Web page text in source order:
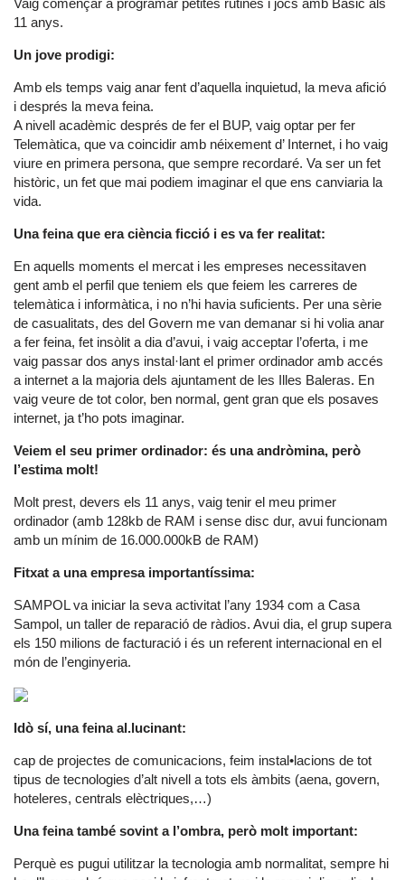
Vaig començar a programar petites rutines i jocs amb Basic als
11 anys.
Un jove prodigi:
Amb els temps vaig anar fent d’aquella inquietud, la meva afició
i després la meva feina.
A nivell acadèmic després de fer el BUP, vaig optar per fer
Telemàtica, que va coincidir amb néixement d’ Internet, i ho vaig
viure en primera persona, que sempre recordaré. Va ser un fet
històric, un fet que mai podiem imaginar el que ens canviaria la
vida.
Una feina que era ciència ficció i es va fer realitat:
En aquells moments el mercat i les empreses necessitaven
gent amb el perfil que teniem els que feiem les carreres de
telemàtica i informàtica, i no n’hi havia suficients. Per una sèrie
de casualitats, des del Govern me van demanar si hi volia anar
a fer feina, fet insòlit a dia d’avui, i vaig acceptar l’oferta, i me
vaig passar dos anys instal·lant el primer ordinador amb accés
a internet a la majoria dels ajuntament de les Illes Baleras. En
vaig veure de tot color, ben normal, gent gran que els posaves
internet, ja t’ho pots imaginar.
Veiem el seu primer ordinador: és una andròmina, però
l’estima molt!
Molt prest, devers els 11 anys, vaig tenir el meu primer
ordinador (amb 128kb de RAM i sense disc dur, avui funcionam
amb un mínim de 16.000.000kB de RAM)
Fitxat a una empresa importantíssima:
SAMPOL va iniciar la seva activitat l’any 1934 com a Casa
Sampol, un taller de reparació de ràdios. Avui dia, el grup supera
els 150 milions de facturació i és un referent internacional en el
món de l’enginyeria.
Idò sí, una feina al.lucinant:
cap de projectes de comunicacions, feim instal•lacions de tot
tipus de tecnologies d’alt nivell a tots els àmbits (aena, govern,
hoteleres, centrals elèctriques,…)
Una feina també sovint a l’ombra, però molt important:
Perquè es pugui utilitzar la tecnologia amb normalitat, sempre hi